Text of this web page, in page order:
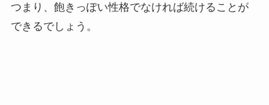
つまり、飽きっぽい性格でなければ続けることが
できるでしょう。